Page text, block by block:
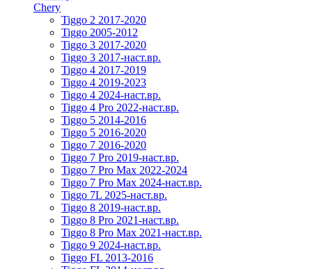
Chery
Tiggo 2 2017-2020
Tiggo 2005-2012
Tiggo 3 2017-2020
Tiggo 3 2017-наст.вр.
Tiggo 4 2017-2019
Tiggo 4 2019-2023
Tiggo 4 2024-наст.вр.
Tiggo 4 Pro 2022-наст.вр.
Tiggo 5 2014-2016
Tiggo 5 2016-2020
Tiggo 7 2016-2020
Tiggo 7 Pro 2019-наст.вр.
Tiggo 7 Pro Max 2022-2024
Tiggo 7 Pro Max 2024-наст.вр.
Tiggo 7L 2025-наст.вр.
Tiggo 8 2019-наст.вр.
Tiggo 8 Pro 2021-наст.вр.
Tiggo 8 Pro Max 2021-наст.вр.
Tiggo 9 2024-наст.вр.
Tiggo FL 2013-2016